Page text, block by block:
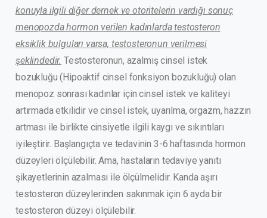
konuyla ilgili diğer dernek ve otoritelerin vardığı sonuç
menopozda hormon verilen kadınlarda testosteron
eksiklik bulguları varsa, testosteronun verilmesi
şeklindedir. Testosteronun, azalmış cinsel istek
bozukluğu (Hipoaktif cinsel fonksiyon bozukluğu) olan
menopoz sonrası kadınlar için cinsel istek ve kaliteyi
artırmada etkilidir ve cinsel istek, uyarılma, orgazm, hazzın
artması ile birlikte cinsiyetle ilgili kaygı ve sıkıntıları
iyileştirir. Başlangıçta ve tedavinin 3-6 haftasında hormon
düzeyleri ölçülebilir. Ama, hastaların tedaviye yanıtı
şikayetlerinin azalması ile ölçülmelidir. Kanda aşırı
testosteron düzeylerinden sakınmak için 6 ayda bir
testosteron düzeyi ölçülebilir.